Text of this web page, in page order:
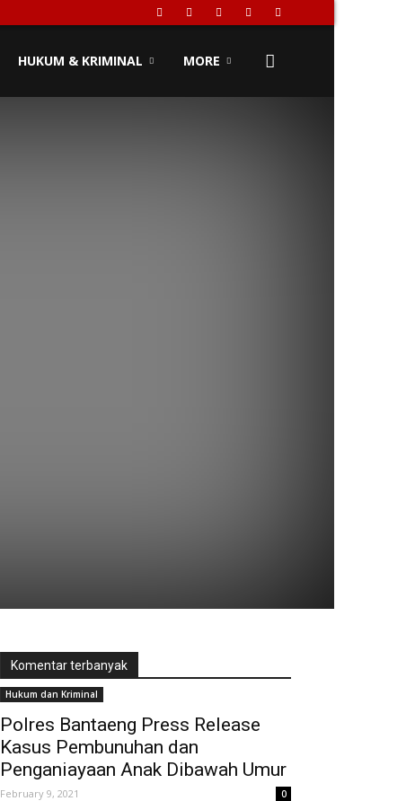
HUKUM & KRIMINAL MORE
Komentar terbanyak
Hukum dan Kriminal
Polres Bantaeng Press Release
Kasus Pembunuhan dan
Penganiayaan Anak Dibawah Umur
February 9, 2021 0